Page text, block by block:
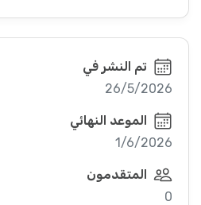
تم النشر في
26/5/2026
الموعد النهائي
1/6/2026
المتقدمون
0